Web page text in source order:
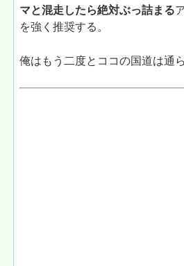
マと混走したら絶対ぶっ詰まる
を強く推奨する。
俺はもう二度とココの国道は通ら